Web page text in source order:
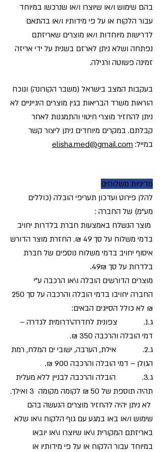
בהם שימוש ו/או שיוצרו ו/או שנרכשו במיוחד
עבור הלקוח או על פי מידותיו ו/או בהתאם
לדרישות מיוחדות ו/או מוצרים שאריזתם
נפתחה ושלא ניתן לארזם בשנית על ידי אריזה
זמינה פשוטה ורגילה.
בעקבות המצב בישראל (משבר הקורונה) ונוכח
הוראות משרד הבריאות בגין מוצרים היגייניים לא
ניתן להחזיר מוצרי חיטוי והתמגנות לאחר
קבלתם. במקרים מיוחדים ניתן ליצור קשר
במייל: elisha.med@gmail.com
מדיניות משלוחים
להלן פירוט ועדכון תעריפי הובלה (כוללים
מע"מ) של החברה :
מוצר הנשלח באמצעות חברת בלדרות יחויב
בדמי משלוח על סך 49 ₪. החזרת מוצר הדורש
איסוף יחויב בדמי משלוח נוספים של חברת
בלדרות על סך 49₪.
מוצרים הדורשים הובלה ו\או הרכבה ע"י
החברה יחויבו בדמי הובלה והרכבה על סך 250
₪ לא כולל הסייגים הבאים:
ג.1. צפונית לחדרה\דרומית לגדרה –
דמי הובלה והרכבה 350 ₪.
ג.2. אילת, הערבה, ישובי ים המלח, רמת
הגולן – דמי הובלה והרכבה 900 ₪.
ג.3. הובלה והרכבה לבניין ללא מעלית
תהיה תוספת של 50 ₪ לקומה מקומה 3 ואילך.
לא ניתן יהיה להחזיר מוצרים הנעשה בהם
שימוש ו/או באו במגע עם גוף הלקוח ו\או שלא
באריזתם המקורית ו\או שיוצרו ו\או יובאו
במיוחד עבור הלקוח או על פי מידותיו או